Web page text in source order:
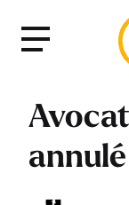
Menu
Fermer